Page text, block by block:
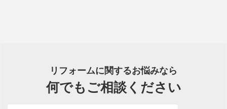
リフォームに関するお悩みなら
何でもご相談ください